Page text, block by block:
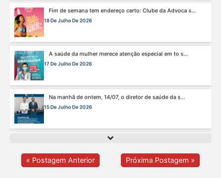
A saúde da mulher merece atenção especial em to s...
17 De Julho De 2026
Na manhã de ontem, 14/07, o diretor de saúde da s...
15 De Julho De 2026
Cuidar da mente também é cuidar da carreira.
13 De Julho De 2026
O domingo perfeito tem endereço certo: Clube da A s...
« Postagem Anterior Próxima Postagem »